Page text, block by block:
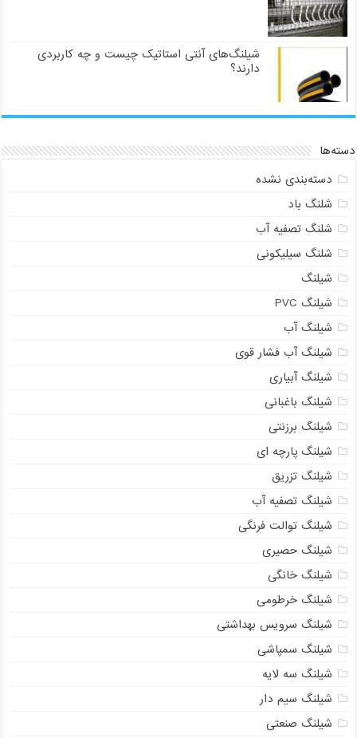
شیلنگ‌های آنتی استاتیک چیست و چه کاربردی
دارند؟
دسته‌ها
دسته‌بندی نشده
شلنگ باد
شلنگ تصفیه آب
شلنگ سیلیکونی
شیلنگ
شیلنگ PVC
شیلنگ آب
شیلنگ آب فشار قوی
شیلنگ آبیاری
شیلنگ باغبانی
شیلنگ برزنتی
شیلنگ پارچه ای
شیلنگ تزریق
شیلنگ تصفیه آب
شیلنگ توالت فرنگی
شیلنگ حصیری
شیلنگ خانگی
شیلنگ خرطومی
شیلنگ سرویس بهداشتی
شیلنگ سمپاشی
شیلنگ سه لایه
شیلنگ سیم دار
شیلنگ صنعتی